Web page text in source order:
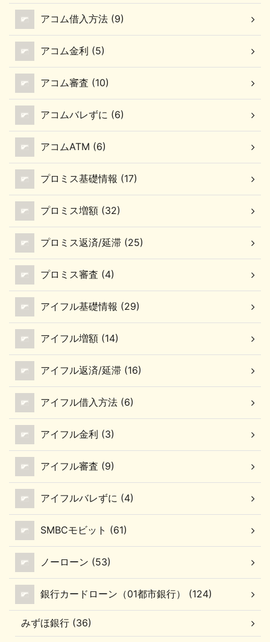
アコム借入方法 (9)
アコム金利 (5)
アコム審査 (10)
アコムバレずに (6)
アコムATM (6)
プロミス基礎情報 (17)
プロミス増額 (32)
プロミス返済/延滞 (25)
プロミス審査 (4)
アイフル基礎情報 (29)
アイフル増額 (14)
アイフル返済/延滞 (16)
アイフル借入方法 (6)
アイフル金利 (3)
アイフル審査 (9)
アイフルバレずに (4)
SMBCモビット (61)
ノーローン (53)
銀行カードローン（01都市銀行） (124)
みずほ銀行 (36)